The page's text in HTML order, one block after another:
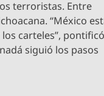
terroristas. Entre
“México
carteles”,
siguió los pasos